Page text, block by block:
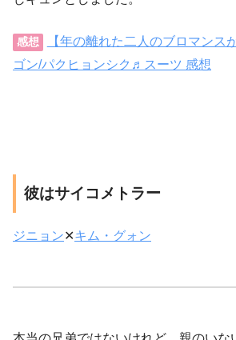
感想
【年の離れた二人のブロマンス
ゴン/パクヒョンシク♬スーツ 感想
彼はサイコメトラー
ジニョン✕キム・グォン